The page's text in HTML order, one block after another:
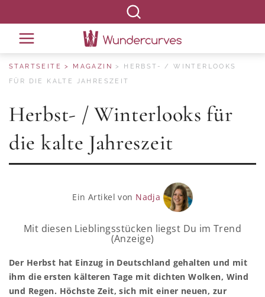
STARTSEITE MAGAZIN
HERBST- / WINTERLOOKS
FÜR DIE KALTE JAHRESZEIT
Herbst- / Winterlooks für
die kalte Jahreszeit
Ein Artikel von Nadja
Mit diesen Lieblingsstücken liegst Du im Trend
(Anzeige)
Der Herbst hat Einzug in Deutschland gehalten und mit
ihm die ersten kälteren Tage mit dichten Wolken, Wind
und Regen. Höchste Zeit, sich mit einer neuen, zur